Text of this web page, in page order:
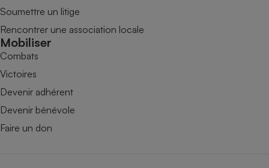
Soumettre un litige
Rencontrer une association locale
Mobiliser
Combats
Victoires
Devenir adhérent
Devenir bénévole
Faire un don